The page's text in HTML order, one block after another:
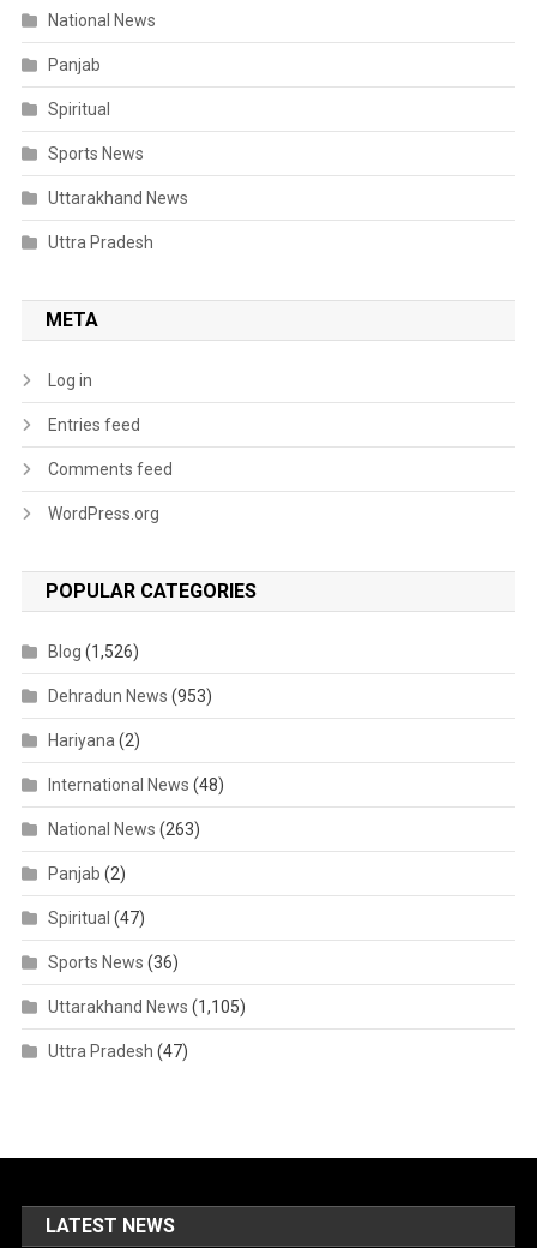
National News
Panjab
Spiritual
Sports News
Uttarakhand News
Uttra Pradesh
META
Log in
Entries feed
Comments feed
WordPress.org
POPULAR CATEGORIES
Blog (1,526)
Dehradun News (953)
Hariyana (2)
International News (48)
National News (263)
Panjab (2)
Spiritual (47)
Sports News (36)
Uttarakhand News (1,105)
Uttra Pradesh (47)
LATEST NEWS